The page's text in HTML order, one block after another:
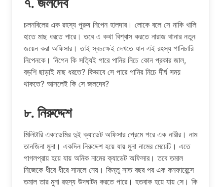
চলনবিলের এক রহস্য পুরুষ নিপেন হালদার। লোকে বলে সে নাকি খালি
হাতে মাছ ধরতে পারে। তবে এ কথা বিশ্বাস করতে নারাজ থানার নতুন
জয়েন করা অফিসার। তাই স্বচক্ষেই দেখতে যান এই রহস্য পানিচারি
নিপেনকে। নিপেন কি সত্যিই পারে পানির নিচে কোন প্রকার জাল,
বড়শি ছাড়াই মাছ ধরতে? কিভাবে সে পারে পানির নিচে দীর্ঘ সময়
থাকতে? আসলেই কি সে জলদেব?
৮. নিরুদ্দেশ
মিলিটারি একাডেমির দুই ক্যাডেট অফিসার প্রেমে পরে এক নারীর। নাম
তানজিনা মুনা। একদিন নিরুদ্দেশ হয়ে যায় মুনা নামের মেয়েটি। এতে
পাগলপ্রায় হয়ে যায় অনিক নামের ক্যাডেট অফিসার। তবে তমাল
নিজেকে ধীরে ধীরে সামলে নেয়। কিন্তু সাত বছর পর এক কনফারেন্সে
তমাল তার মুনা রহস্য উদঘাটন করতে পারে। হতবাক হয়ে যায় সে। কি